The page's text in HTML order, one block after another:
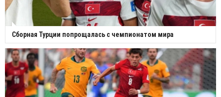
Сборная Турции попрощалась с чемпионатом мира